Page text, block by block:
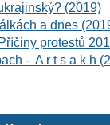
(2019)
a dnes
protestů
- A r t s a k h